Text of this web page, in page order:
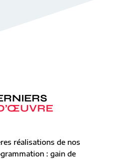
réalisations de nos
: gain de